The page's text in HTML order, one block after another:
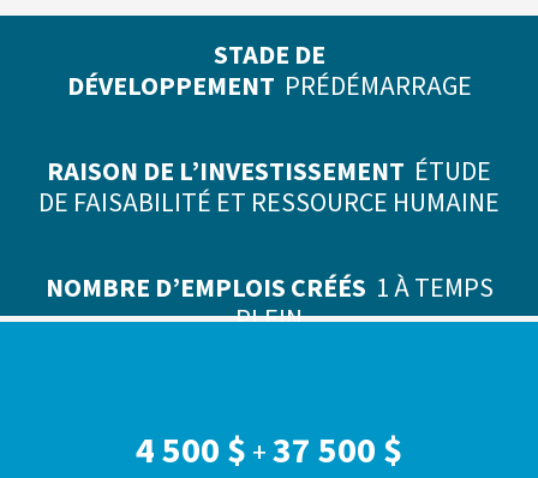
STADE DE
DÉVELOPPEMENT PRÉDÉMARRAGE
RAISON DE L’INVESTISSEMENT ÉTUDE
DE FAISABILITÉ ET RESSOURCE HUMAINE
NOMBRE D’EMPLOIS CRÉÉS 1 À TEMPS
PLEIN
4 500 $ +37 500 $